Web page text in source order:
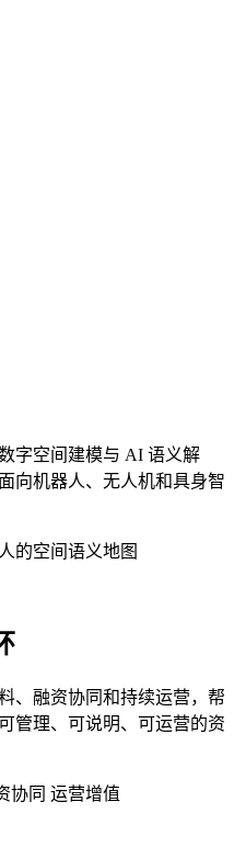
字空间建模与 AI 语义解
向机器人、无人机和具身智
、融资协同和持续运营，帮
管理、可说明、可运营的资
协同 运营增值